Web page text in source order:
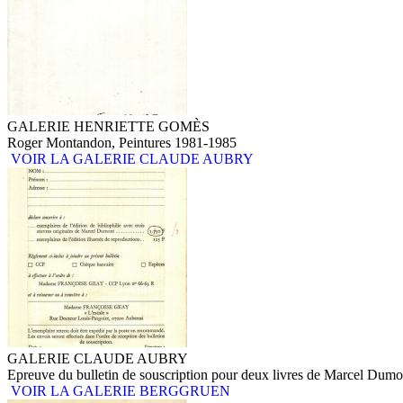
GALERIE HENRIETTE GOMÈS
Roger Montandon, Peintures 1981-1985
VOIR LA GALERIE CLAUDE AUBRY
GALERIE CLAUDE AUBRY
Epreuve du bulletin de souscription pour deux livres de Marcel
VOIR LA GALERIE BERGGRUEN